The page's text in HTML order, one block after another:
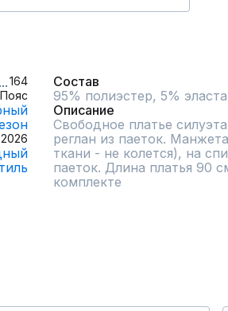
164
Пояс
Состав
95% полиэстер, 5%
Описание
Свободное платье
реглан из паеток.
ткани - не колется), на
паеток. Длина платья 90
комплекте